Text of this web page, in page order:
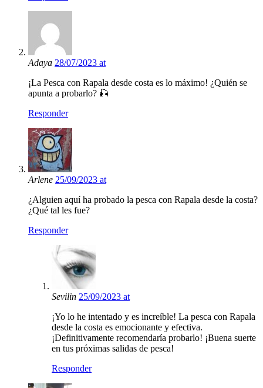
Adaya 28/07/2023 at
¡La Pesca con Rapala desde costa es lo máximo! ¿Quién se
apunta a probarlo? 🎣
Responder
Arlene 25/09/2023 at
¿Alguien aquí ha probado la pesca con Rapala desde la costa?
¿Qué tal les fue?
Responder
Sevilin 25/09/2023 at
¡Yo lo he intentado y es increíble! La pesca con Rapala
desde la costa es emocionante y efectiva.
¡Definitivamente recomendaría probarlo! ¡Buena suerte
en tus próximas salidas de pesca!
Responder